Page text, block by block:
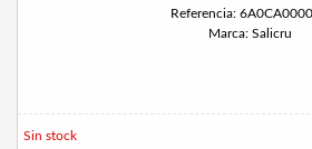
Referencia:
Marca: Salicru
Sin stock